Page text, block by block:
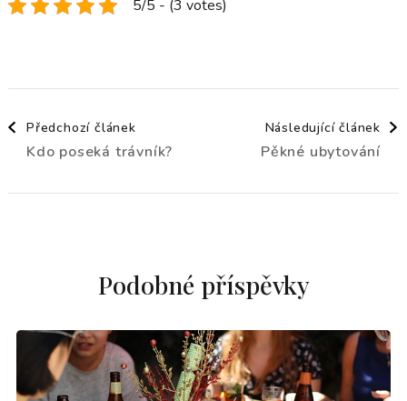
5/5 - (3 votes)
Navigace
příspěvku
Předchozí článek
Kdo poseká trávník?
Následující článek
Pěkné ubytování
Podobné příspěvky